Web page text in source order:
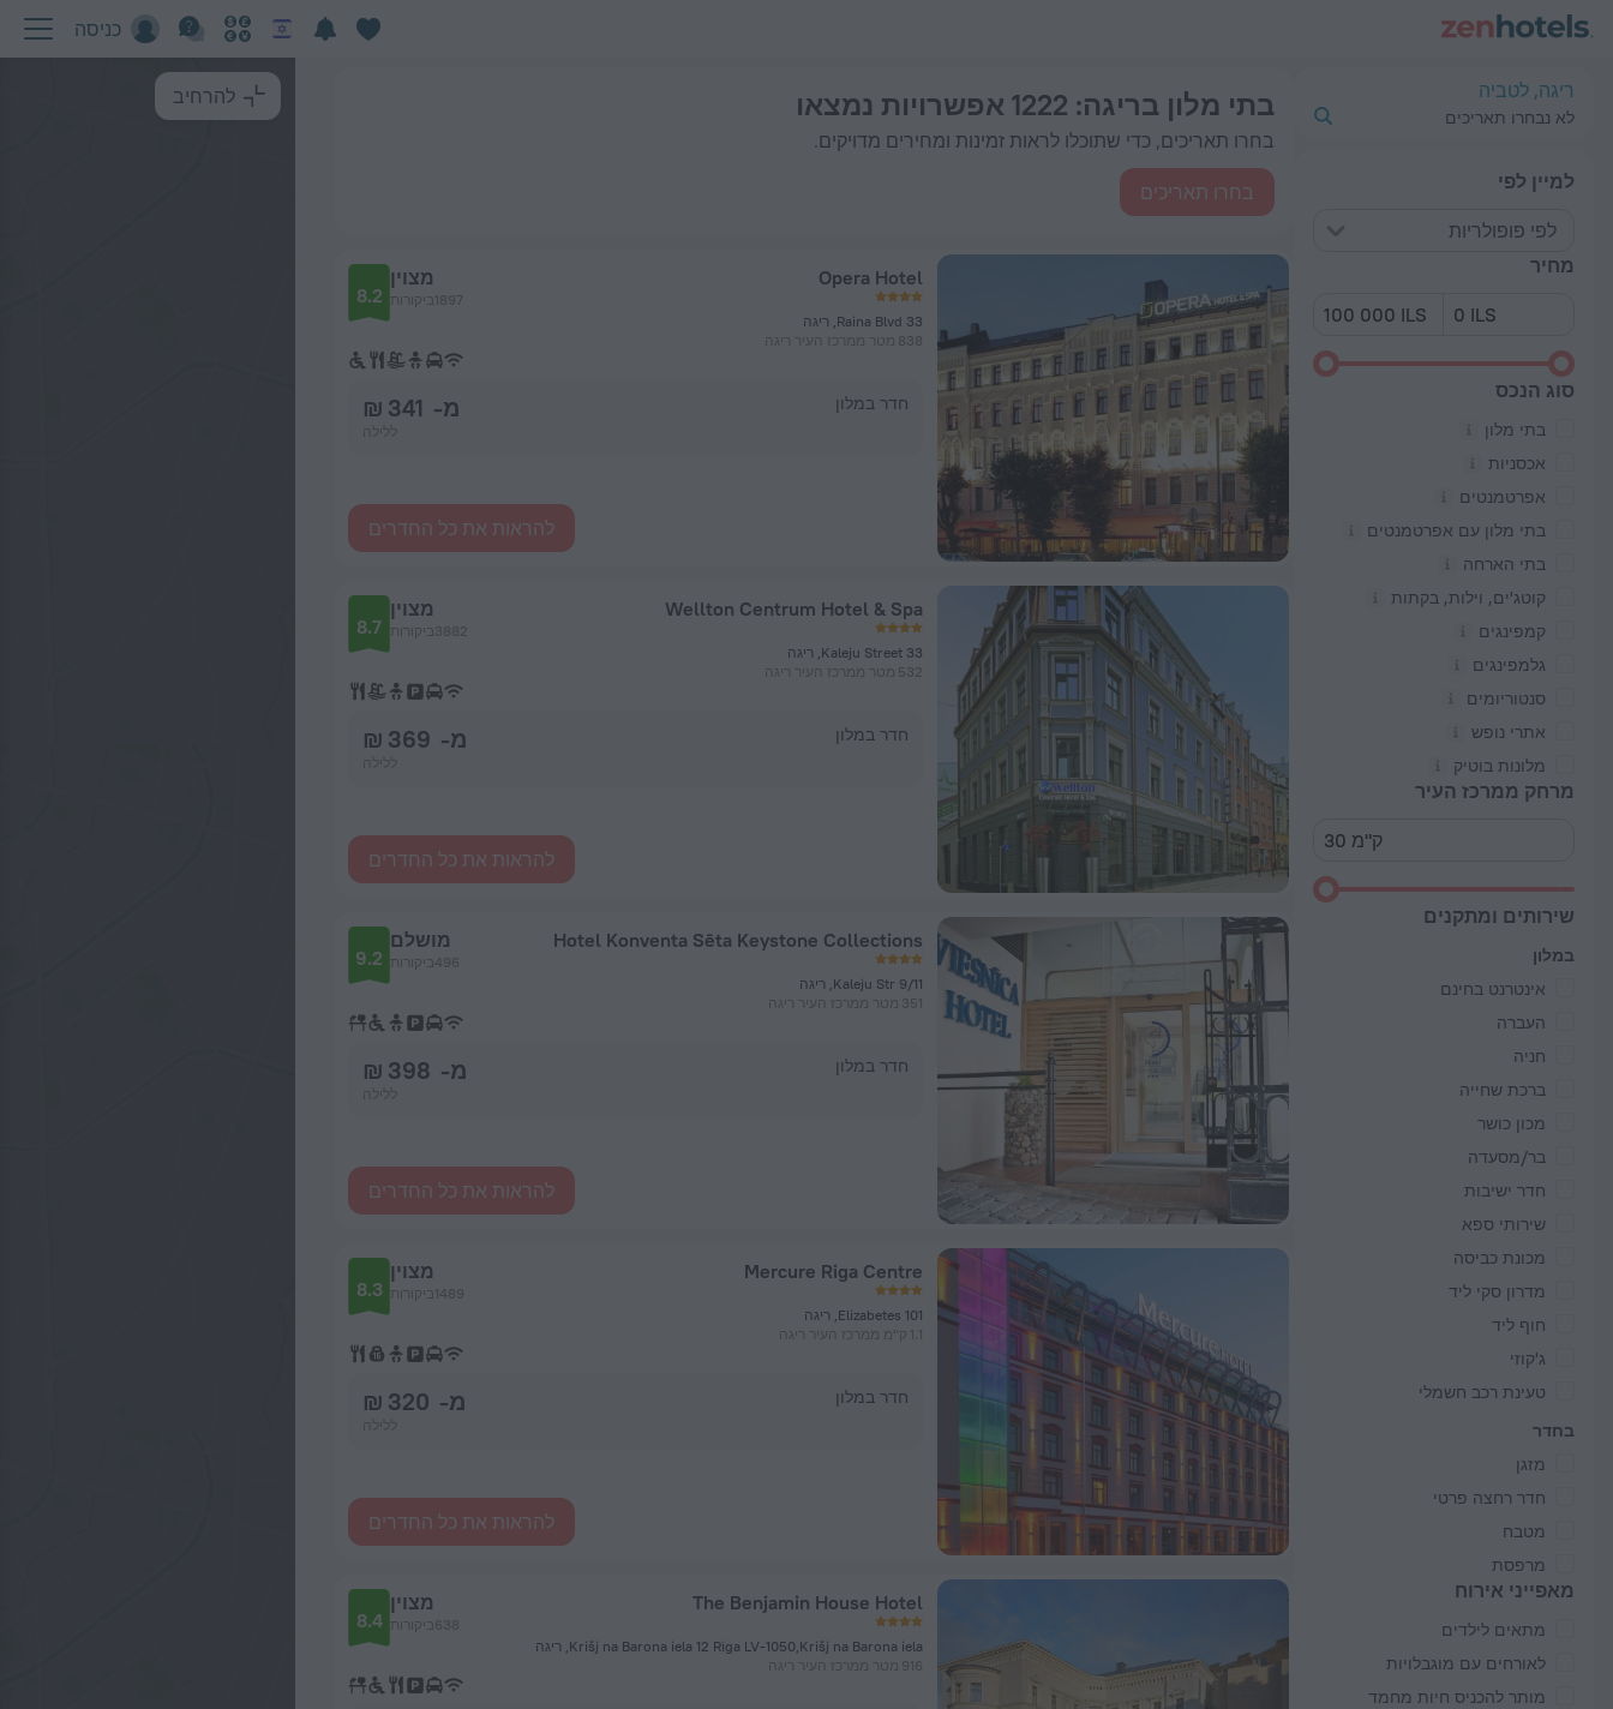
כניסה
ריגה, לטביה
לא נבחרו תאריכים
למיין לפי
לפי פופולריות
מחיר
סוג הנכס
בתי מלון
אכסניות
אפרטמנטים
בתי מלון עם אפרטמנטים
בתי הארחה
קוטג'ים, וילות, בקתות
קמפינגים
גלמפינגים
סנטוריומים
אתרי נופש
מלונות בוטיק
מרחק ממרכז העיר
שירותים ומתקנים
במלון
אינטרנט בחינם
העברה
חניה
ברכת שחייה
מכון כושר
בר/מסעדה
חדר ישיבות
שירותי ספא
מכונת כביסה
מדרון סקי ליד
חוף ליד
ג'קוזי
טעינת רכב חשמלי
בחדר
מזגן
חדר רחצה פרטי
מטבח
מרפסת
מאפייני אירוח
מתאים לילדים
לאורחים עם מוגבלויות
מותר להכניס חיות מחמד
בתי מלון בריגה: 1222 אפשרויות נמצאו
בחרו תאריכים, כדי שתוכלו לראות זמינות ומחירים מדויקים.
בחרו תאריכים
Opera Hotel
33 Raina Blvd, ריגה
838 מטר ממרכז העיר ריגה
מצוין
1897ביקורות 8.2
חדר במלון מ- 341 ₪
להראות את כל החדרים
Wellton Centrum Hotel & Spa
33 Kaleju Street, ריגה
532 מטר ממרכז העיר ריגה
מצוין
3882ביקורות 8.7
חדר במלון מ- 369 ₪
להראות את כל החדרים
Hotel Konventa Sēta Keystone Collections
Kaleju Str 9/11, ריגה
351 מטר ממרכז העיר ריגה
מושלם
496ביקורות 9.2
חדר במלון מ- 398 ₪
להראות את כל החדרים
Mercure Riga Centre
Elizabetes 101, ריגה
1.1 ק"מ ממרכז העיר ריגה
מצוין
1489ביקורות 8.3
חדר במלון מ- 320 ₪
להראות את כל החדרים
The Benjamin House Hotel
Krišj na Barona iela 12 Riga LV-1050,Krišj na Barona iela, ריגה
916 מטר ממרכז העיר ריגה
מצוין
638ביקורות 8.4
להרחיב